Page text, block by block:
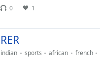
0
1
RER
indian sports african french